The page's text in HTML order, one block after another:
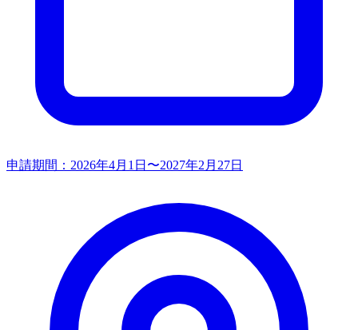
申請期間： 2026年4月1日〜2027年2月27日